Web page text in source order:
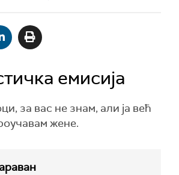
емисија
за вас не знам, али ја већ
жене.